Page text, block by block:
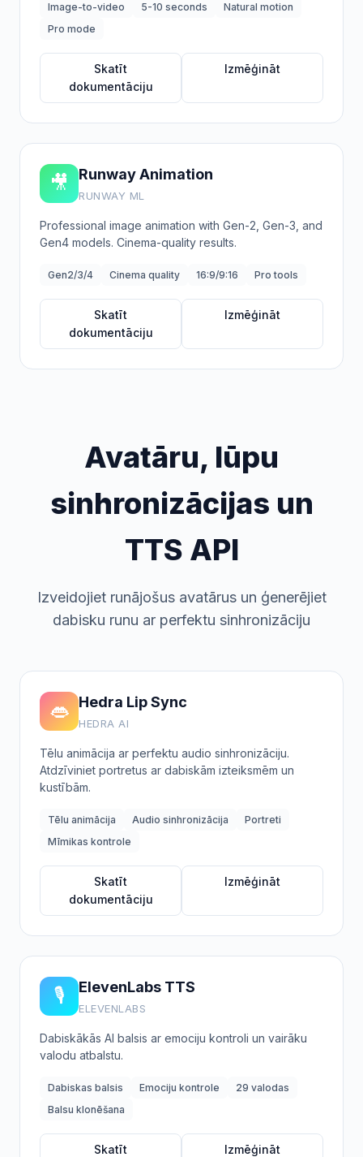
Image-to-video 5-10 seconds
Natural motion
Pro mode
Skatīt
dokumentāciju
Izmēģināt
🎥 Runway Animation
RUNWAY ML
Professional image animation with Gen-2, Gen-3, and
Gen4 models. Cinema-quality results.
Gen2/3/4 Cinema quality 16:9/9:16 Pro tools
Skatīt
dokumentāciju
Izmēģināt
Avatāru, lūpu
sinhronizācijas un
TTS API
Izveidojiet runājošus avatārus un ģenerējiet
dabisku runu ar perfektu sinhronizāciju
👄 Hedra Lip Sync
HEDRA AI
Tēlu animācija ar perfektu audio sinhronizāciju.
Atdzīviniet portretus ar dabiskām izteiksmēm un
kustībām.
Tēlu animācija Audio sinhronizācija
Portreti
Mīmikas kontrole
Skatīt
dokumentāciju
Izmēģināt
🎙️ ElevenLabs TTS
ELEVENLABS
Dabiskākās AI balsis ar emociju kontroli un vairāku
valodu atbalstu.
Dabiskas balsis Emociju kontrole
29 valodas
Balsu klonēšana
Skatīt
Izmēģināt